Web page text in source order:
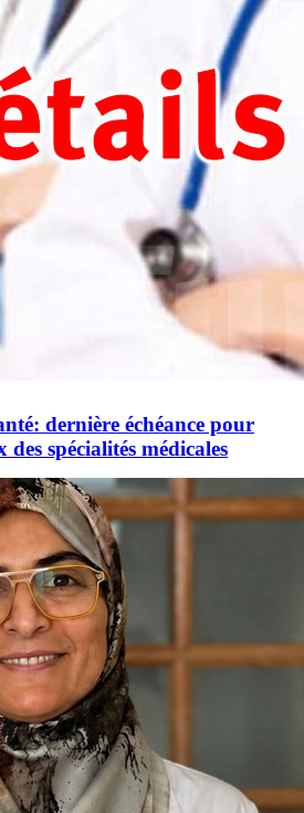
dernière échéance pour
spécialités médicales